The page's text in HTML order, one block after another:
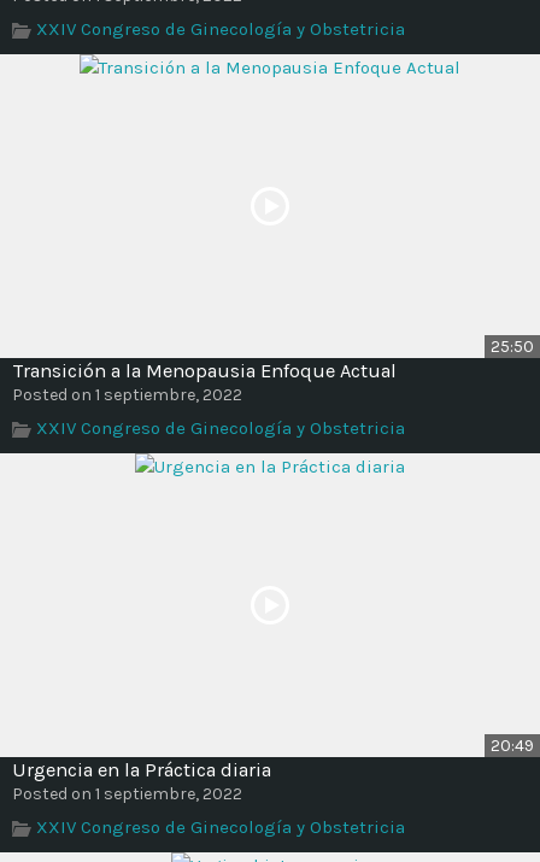
XXIV Congreso de Ginecología y Obstetricia
25:50
Transición a la Menopausia Enfoque Actual
Posted on 1 septiembre, 2022
XXIV Congreso de Ginecología y Obstetricia
20:49
Urgencia en la Práctica diaria
Posted on 1 septiembre, 2022
XXIV Congreso de Ginecología y Obstetricia